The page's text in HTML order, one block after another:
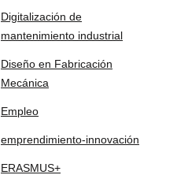
Digitalización de
mantenimiento industrial
Diseño en Fabricación
Mecánica
Empleo
emprendimiento-innovación
ERASMUS+